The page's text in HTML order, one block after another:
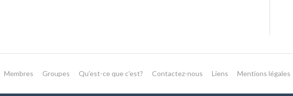
Membres Groupes Qu’est-ce que c’est? Contactez-nous Liens Mentions légales